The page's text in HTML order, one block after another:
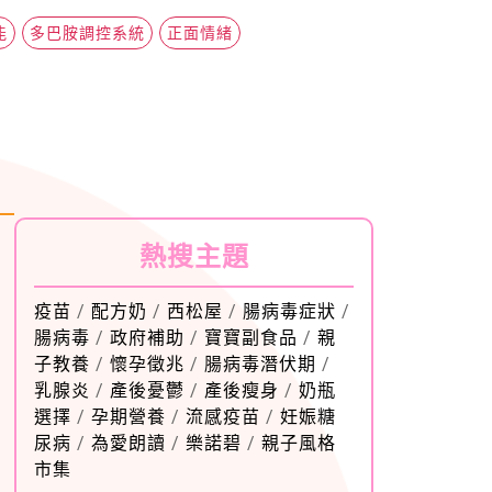
多巴胺調控系統 正面情緒
熱搜主題
疫苗 / 配方奶 / 西松屋 / 腸病毒症狀 /
腸病毒 / 政府補助 / 寶寶副食品 / 親
子教養 / 懷孕徵兆 / 腸病毒潛伏期 /
乳腺炎 / 產後憂鬱 / 產後瘦身 / 奶瓶
選擇 / 孕期營養 / 流感疫苗 / 妊娠糖
尿病 / 為愛朗讀 / 樂諾碧 / 親子風格
市集